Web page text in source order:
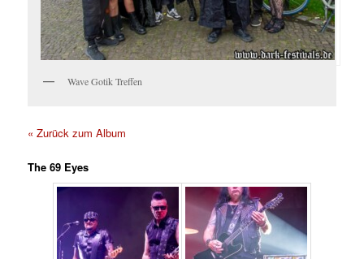
Wave Gotik Treffen
« Zurück zum Album
The 69 Eyes